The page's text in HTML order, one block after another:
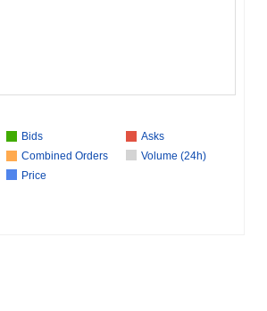
Bids
Asks
Combined Orders
Volume (24h)
Price